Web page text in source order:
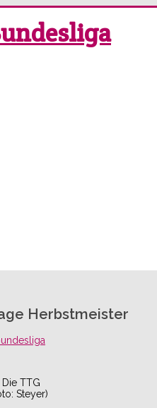
Herbstmeister
TTG
Steyer)